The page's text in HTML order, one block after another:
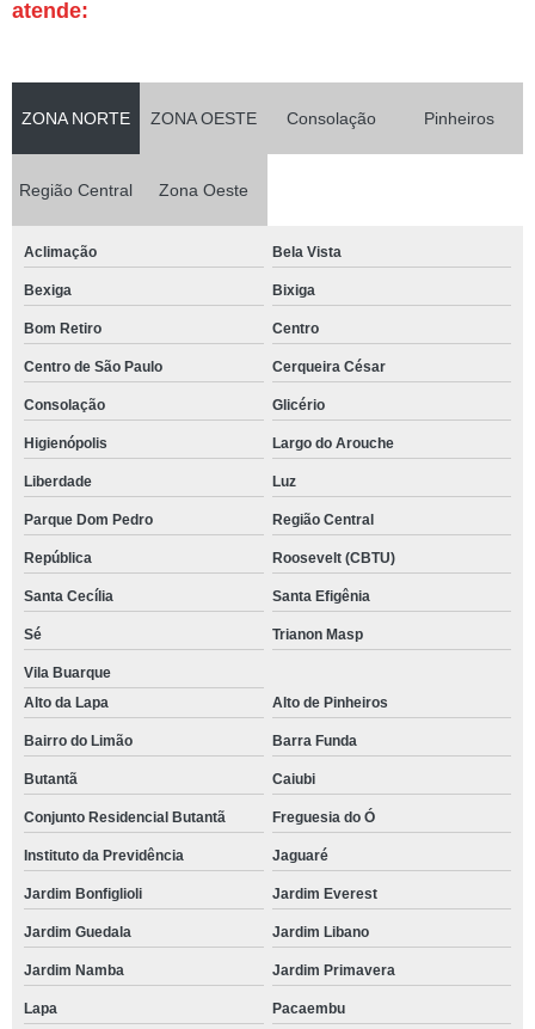
atende:
ZONA NORTE ZONA OESTE Consolação Pinheiros
Região Central Zona Oeste
Aclimação Bela Vista
Bexiga Bixiga
Bom Retiro Centro
Centro de São Paulo Cerqueira César
Consolação Glicério
Higienópolis Largo do Arouche
Liberdade Luz
Parque Dom Pedro Região Central
República Roosevelt (CBTU)
Santa Cecília Santa Efigênia
Sé Trianon Masp
Vila Buarque
Alto da Lapa
Alto de Pinheiros
Bairro do Limão Barra Funda
Butantã Caiubi
Conjunto Residencial Butantã Freguesia do Ó
Instituto da Previdência Jaguaré
Jardim Bonfiglioli Jardim Everest
Jardim Guedala Jardim Libano
Jardim Namba Jardim Primavera
Lapa Pacaembu